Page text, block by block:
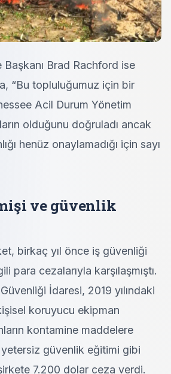
Brad Rachford ise
“Bu topluluğumuz için bir
Acil Durum Yönetim
olduğunu doğruladı ancak
henüz onaylamadığı için sayı
ve güvenlik
birkaç yıl önce iş güvenliği
para cezalarıyla karşılaşmıştı.
İdaresi, 2019 yılındaki
koruyucu ekipman
kontamine maddelere
yetersiz güvenlik eğitimi gibi
7.200 dolar ceza verdi.